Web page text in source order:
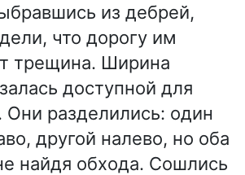
из дебрей,
что дорогу им
трещина. Ширина
доступной для
Они разделились: один
другой налево, но оба
найдя обхода. Сошлись